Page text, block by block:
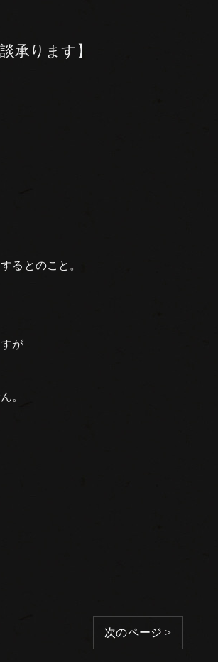
承ります】
るとのこと。
が
。
次のページ >